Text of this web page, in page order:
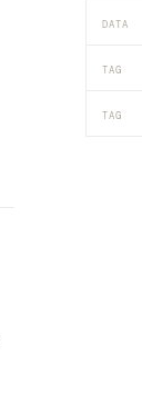
DATA
TAG
TAG